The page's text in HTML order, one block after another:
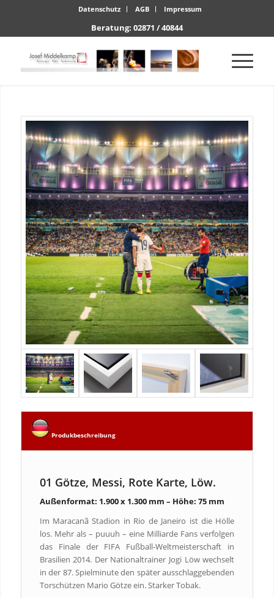
Datenschutz AGB Impressum
Beratung: 02871 / 40844
Produkbeschreibung
01 Götze, Messi, Rote Karte, Löw.
Außenformat: 1.900 x 1.300 mm – Höhe: 75 mm
Im Maracanã Stadion in Rio de Janeiro ist die Hölle
los. Mehr als – puuuh – eine Milliarde Fans verfolgen
das Finale der FIFA Fußball-Weltmeisterschaft in
Brasilien 2014. Der Nationaltrainer Jogi Löw wechselt
in der 87. Spielminute den später ausschlaggebenden
Torschützen Mario Götze ein. Starker Tobak.